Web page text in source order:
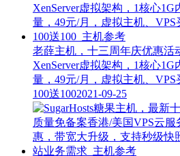
老薛主机，十三周年庆优惠活
XenServer虚拟架构，1核心1G
量，49元/月，虚拟主机、
100送1002021-09-25